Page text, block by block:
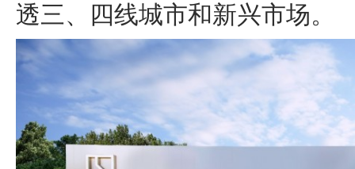
透三、四线城市和新兴市场。